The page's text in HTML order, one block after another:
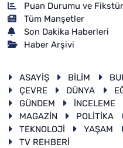
Puan Durumu ve Fikstür
Tüm Manşetler
Son Dakika Haberleri
Haber Arşivi
ASAYİŞ BİLİM
ÇEVRE
DÜNYA
GÜNDEM
İNCELEME
MAGAZİN
POLİTİKA
TEKNOLOJİ
YAŞAM
TV REHBERİ